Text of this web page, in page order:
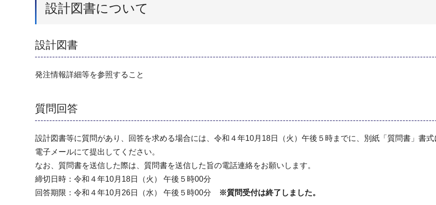
設計図書について
設計図書
発注情報詳細等を参照すること
質問回答
設計図書等に質問があり、回答を求める場合には、令和４年10月18日（火）午後５時までに、別紙「質問書」書
電子メールにて提出してください。
なお、質問書を送信した際は、質問書を送信した旨の電話連絡をお願いします。
締切日時：令和４年10月18日（火） 午後５時00分
回答期限：令和４年10月26日（水） 午後５時00分
※質問受付は終了しました。